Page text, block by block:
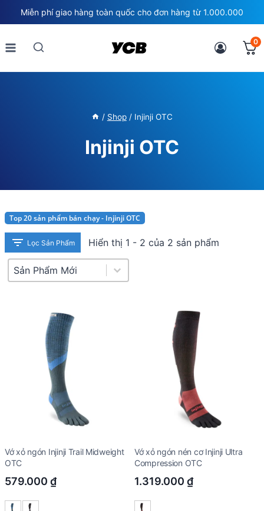
to
content
Miễn phí giao hàng toàn quốc cho đơn hàng từ 1.000.000
0
/ Shop / Injinji OTC
Injinji OTC
Top 20 sản phẩm bán chạy - Injinji OTC
Lọc Sản Phẩm Hiển thị 1 - 2 của 2 sản phẩm
Product Sort
Sort content
Vớ xỏ ngón Injinji Trail Midweight
OTC
579.000 ₫
Vớ xỏ ngón nén cơ Injinji Ultra
Compression OTC
1.319.000 ₫